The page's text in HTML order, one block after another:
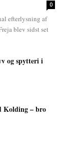
0
efterlysning af
blev sidst set
og spytteri i
Kolding – bro